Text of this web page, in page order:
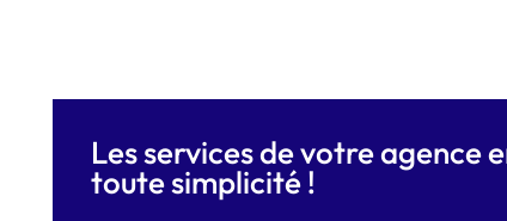
Les services de votre agence
toute simplicité !